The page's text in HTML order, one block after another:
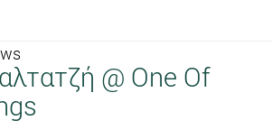
@ One Of